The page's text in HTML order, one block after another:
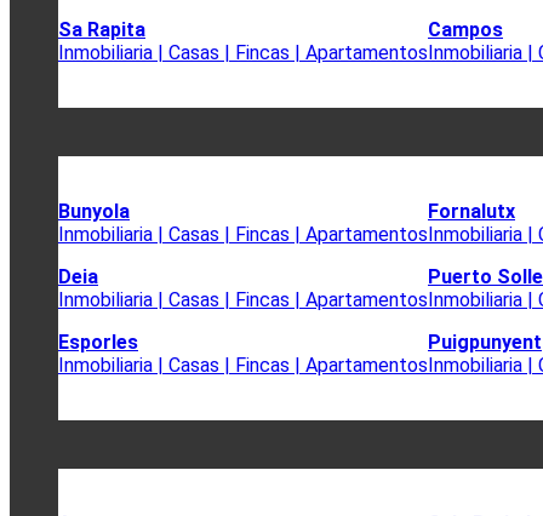
Sa Rapita
Inmobiliaria | Casas | Fincas | Apartamentos
Campos
Inmobiliaria |
Bunyola
Inmobiliaria | Casas | Fincas | Apartamentos
Deia
Inmobiliaria | Casas | Fincas | Apartamentos
Esporles
Inmobiliaria | Casas | Fincas | Apartamentos
Fornalutx
Inmobiliaria |
Puerto
Inmobiliaria |
Puigpunyent
Inmobiliaria |